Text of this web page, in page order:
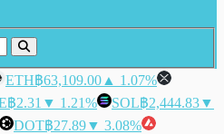
ETH฿63,109.00 ▲ 1.07%
฿2.31 ▼ 1.21% SOL฿2,444.83▼
DOT฿27.89▼ 3.08%